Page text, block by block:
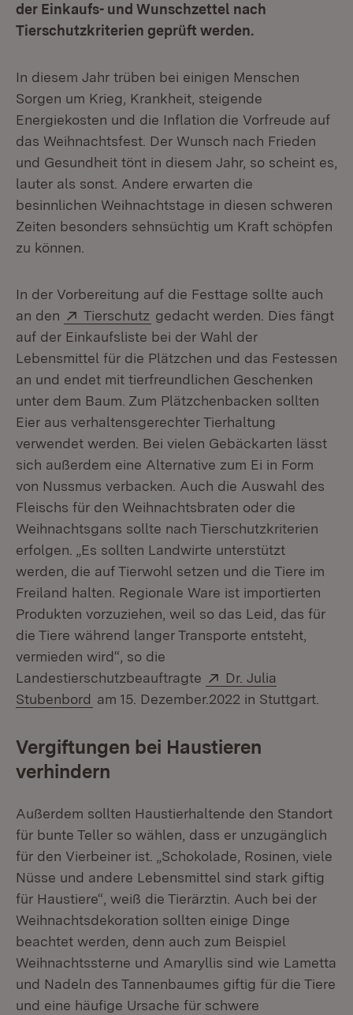
der Einkaufs- und Wunschzettel nach
Tierschutzkriterien geprüft werden.
In diesem Jahr trüben bei einigen Menschen
Sorgen um Krieg, Krankheit, steigende
Energiekosten und die Inflation die Vorfreude auf
das Weihnachtsfest. Der Wunsch nach Frieden
und Gesundheit tönt in diesem Jahr, so scheint es,
lauter als sonst. Andere erwarten die
besinnlichen Weihnachtstage in diesen schweren
Zeiten besonders sehnsüchtig um Kraft schöpfen
zu können.
In der Vorbereitung auf die Festtage sollte auch
an den
Extern:
Tierschutz (Öffnet in neuem Fenster)
gedacht werden. Dies fängt
auf der Einkaufsliste bei der Wahl der
Lebensmittel für die Plätzchen und das Festessen
an und endet mit tierfreundlichen Geschenken
unter dem Baum. Zum Plätzchenbacken sollten
Eier aus verhaltensgerechter Tierhaltung
verwendet werden. Bei vielen Gebäckarten lässt
sich außerdem eine Alternative zum Ei in Form
von Nussmus verbacken. Auch die Auswahl des
Fleischs für den Weihnachtsbraten oder die
Weihnachtsgans sollte nach Tierschutzkriterien
erfolgen. „Es sollten Landwirte unterstützt
werden, die auf Tierwohl setzen und die Tiere im
Freiland halten. Regionale Ware ist importierten
Produkten vorzuziehen, weil so das Leid, das für
die Tiere während langer Transporte entsteht,
vermieden wird“, so die
Landestierschutzbeauftragte
Extern:
Dr. Julia
Stubenbord (Öffnet in neuem Fenster)
am 15. Dezember.2022 in Stuttgart.
Vergiftungen bei Haustieren
verhindern
Außerdem sollten Haustierhaltende den Standort
für bunte Teller so wählen, dass er unzugänglich
für den Vierbeiner ist. „Schokolade, Rosinen, viele
Nüsse und andere Lebensmittel sind stark giftig
für Haustiere“, weiß die Tierärztin. Auch bei der
Weihnachtsdekoration sollten einige Dinge
beachtet werden, denn auch zum Beispiel
Weihnachtssterne und Amaryllis sind wie Lametta
und Nadeln des Tannenbaumes giftig für die Tiere
und eine häufige Ursache für schwere